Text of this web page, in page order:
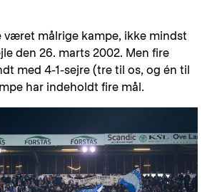
været målrige kampe, ikke mindst
den 26. marts 2002. Men fire
med 4-1-sejre (tre til os, og én til
har indeholdt fire mål.